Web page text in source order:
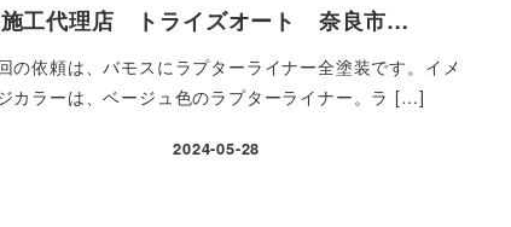
工代理店 トライズオート 奈良市…
の依頼は、バモスにラプターライナー全塗装です。イメ
カラーは、ベージュ色のラプターライナー。ラ […]
2024-05-28